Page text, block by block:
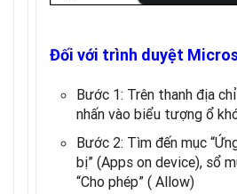
Đối với trình duyệt
Bước 1: Trên thanh địa
nhấn vào biểu tượng ổ
Bước 2: Tìm đến mục
bị” (Apps on device), sổ
“Cho phép” ( Allow)